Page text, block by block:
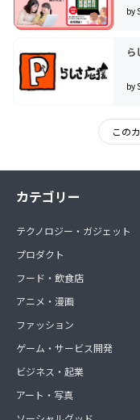
by
ら
by
この
カテゴリー
テクノロジー・ガジェット
プロダクト
フード・飲食店
アニメ・漫画
ファッション
ゲーム・サービス開発
ビジネス・起業
アート・写真